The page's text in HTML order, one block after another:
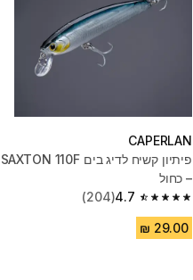
CAPERLAN
פיתיון קשיח לדיג בים SAXTON 110F
– כחול
4.7
4.7 out of 5 stars from 204 reviews
(204)